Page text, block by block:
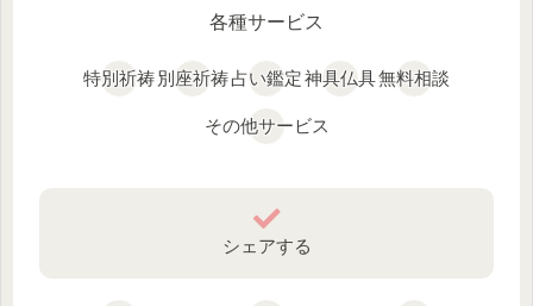
各種サービス
特別祈祷別座祈祷占い鑑定神具仏具無料相談
その他サービス
シェアする